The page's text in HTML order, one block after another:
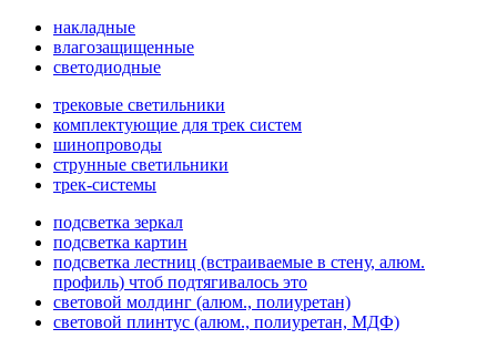
накладные
влагозащищенные
светодиодные
трековые светильники
комплектующие для трек систем
шинопроводы
струнные светильники
трек-системы
подсветка зеркал
подсветка картин
подсветка лестниц (встраиваемые в стену, алюм.
профиль) чтоб подтягивалось это
световой молдинг (алюм., полиуретан)
световой плинтус (алюм., полиуретан, МДФ)